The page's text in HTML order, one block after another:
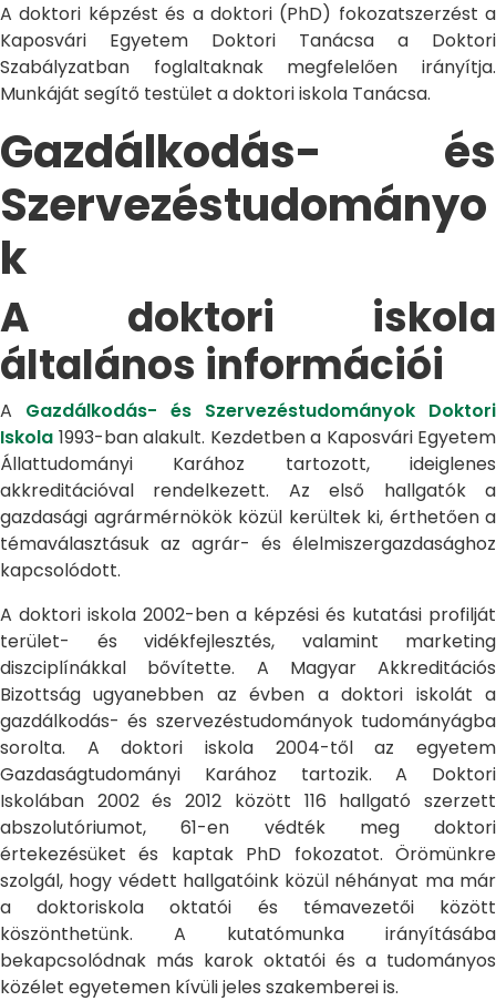
A doktori képzést és a doktori (PhD) fokozatszerzést a
Kaposvári Egyetem Doktori Tanácsa a Doktori
Szabályzatban foglaltaknak megfelelően irányítja.
Munkáját segítő testület a doktori iskola Tanácsa.
Gazdálkodás- és
Szervezéstudományo
k
A doktori iskola
általános információi
A Gazdálkodás- és Szervezéstudományok Doktori
Iskola 1993-ban alakult. Kezdetben a Kaposvári Egyetem
Állattudományi Karához tartozott, ideiglenes
akkreditációval rendelkezett. Az első hallgatók a
gazdasági agrármérnökök közül kerültek ki, érthetően a
témaválasztásuk az agrár- és élelmiszergazdasághoz
kapcsolódott.
A doktori iskola 2002-ben a képzési és kutatási profilját
terület- és vidékfejlesztés, valamint marketing
diszciplínákkal bővítette. A Magyar Akkreditációs
Bizottság ugyanebben az évben a doktori iskolát a
gazdálkodás- és szervezéstudományok tudományágba
sorolta. A doktori iskola 2004-től az egyetem
Gazdaságtudományi Karához tartozik. A Doktori
Iskolában 2002 és 2012 között 116 hallgató szerzett
abszolutóriumot, 61-en védték meg doktori
értekezésüket és kaptak PhD fokozatot. Örömünkre
szolgál, hogy védett hallgatóink közül néhányat ma már
a doktoriskola oktatói és témavezetői között
köszönthetünk. A kutatómunka irányításába
bekapcsolódnak más karok oktatói és a tudományos
közélet egyetemen kívüli jeles szakemberei is.